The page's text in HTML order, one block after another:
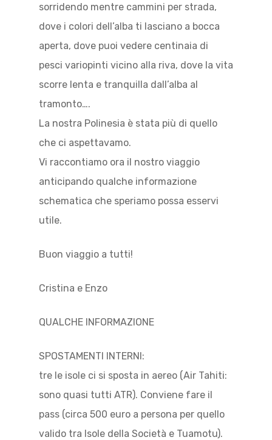
sorridendo mentre cammini per strada,
dove i colori dell’alba ti lasciano a bocca
aperta, dove puoi vedere centinaia di
pesci variopinti vicino alla riva, dove la vita
scorre lenta e tranquilla dall’alba al
tramonto….
La nostra Polinesia è stata più di quello
che ci aspettavamo.
Vi raccontiamo ora il nostro viaggio
anticipando qualche informazione
schematica che speriamo possa esservi
utile.
Buon viaggio a tutti!
Cristina e Enzo
QUALCHE INFORMAZIONE
SPOSTAMENTI INTERNI:
tre le isole ci si sposta in aereo (Air Tahiti:
sono quasi tutti ATR). Conviene fare il
pass (circa 500 euro a persona per quello
valido tra Isole della Società e Tuamotu).